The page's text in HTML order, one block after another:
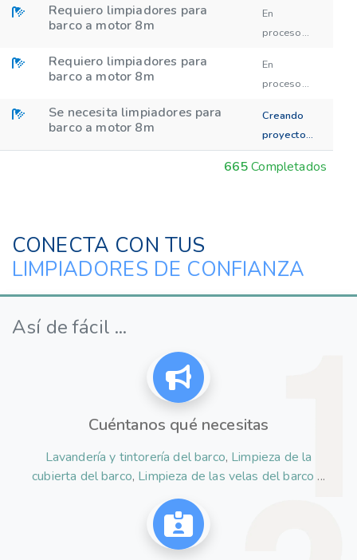
Requiero limpiadores para
barco a motor 8m
En
proceso...
Requiero limpiadores para
barco a motor 8m
En
proceso...
Se necesita limpiadores para
barco a motor 8m
Creando
proyecto...
665Completados
CONECTA CON TUS
LIMPIADORES DE CONFIANZA
Así de fácil ...
Cuéntanos qué necesitas
Lavandería y tintorería del barco, Limpieza de la
cubierta del barco, Limpieza de las velas del barco ...